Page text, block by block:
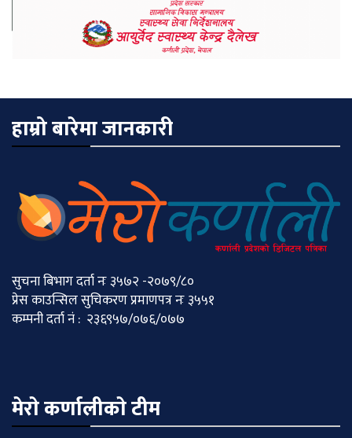
हाम्रो बारेमा जानकारी
सुचना बिभाग दर्ता नः ३५७२ -२०७९/८०
प्रेस काउन्सिल सुचिकरण प्रमाणपत्र नः ३५५१
कम्पनी दर्ता नं : २३६९५७/०७६/०७७
मेराे कर्णालीकाे टीम